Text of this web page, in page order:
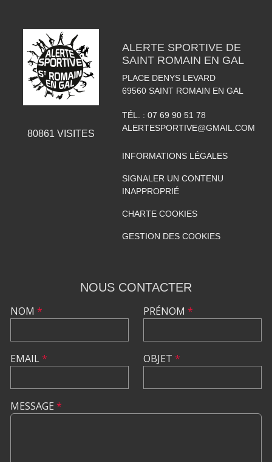
80861 VISITES
ALERTE SPORTIVE DE
SAINT ROMAIN EN GAL
PLACE DENYS LEVARD
69560 SAINT ROMAIN EN GAL
TÉL. : 07 69 90 51 78
ALERTESPORTIVE@GMAIL.COM
INFORMATIONS LÉGALES
SIGNALER UN CONTENU
INAPPROPRIÉ
CHARTE COOKIES
GESTION DES COOKIES
NOUS CONTACTER
NOM *
EMAIL*
PRÉNOM *
OBJET *
MESSAGE *